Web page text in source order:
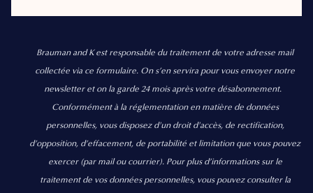
Brauman and K est responsable du traitement de votre adresse mail
collectée via ce formulaire. On s’en servira pour vous envoyer notre
newsletter et on la garde 24 mois après votre désabonnement.
Conformément à la réglementation en matière de données
personnelles, vous disposez d'un droit d'accès, de rectification,
d’opposition, d’effacement, de portabilité et limitation que vous pouvez
exercer (par mail ou courrier). Pour plus d’informations sur le
traitement de vos données personnelles, vous pouvez consulter la